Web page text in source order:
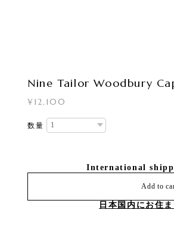
Nine Tailor Woodbury
¥12,100
数量
International
Add to
日本国内にお住